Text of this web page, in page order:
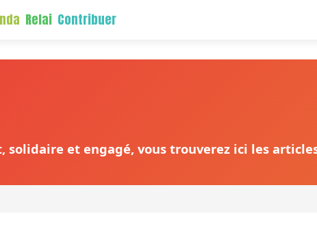
Relai Contribuer
solidaire et engagé, vous trouverez ici les